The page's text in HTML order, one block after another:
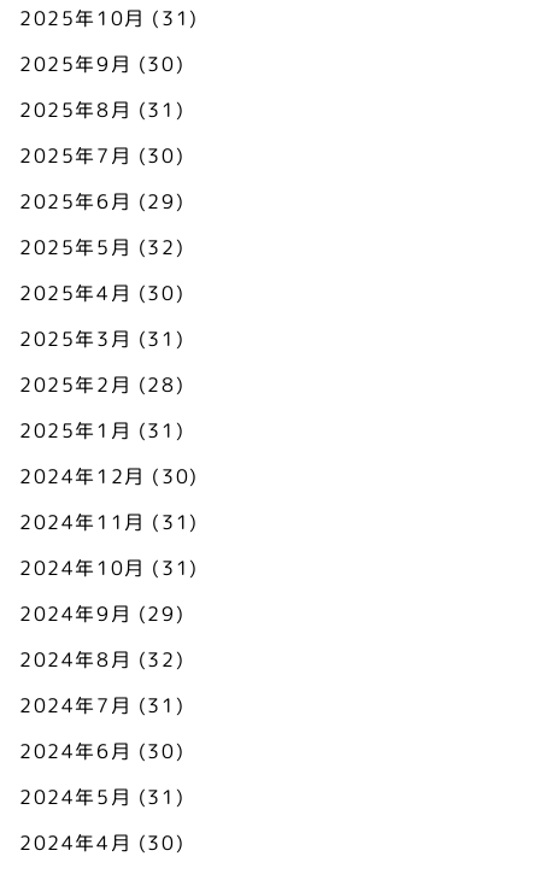
2025年10月 (31)
2025年9月 (30)
2025年8月 (31)
2025年7月 (30)
2025年6月 (29)
2025年5月 (32)
2025年4月 (30)
2025年3月 (31)
2025年2月 (28)
2025年1月 (31)
2024年12月 (30)
2024年11月 (31)
2024年10月 (31)
2024年9月 (29)
2024年8月 (32)
2024年7月 (31)
2024年6月 (30)
2024年5月 (31)
2024年4月 (30)